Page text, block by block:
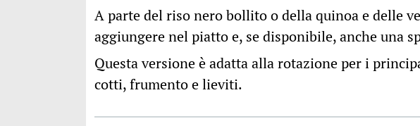
A parte del riso nero bollito o della quinoa e delle
aggiungere nel piatto e, se disponibile, anche una
Questa versione è adatta alla rotazione per i
cotti, frumento e lieviti.